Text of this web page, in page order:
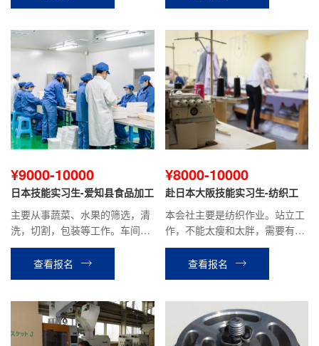
¥9000-10000
日本技能实习生-爱知县食品加工
主要从事蔬菜、水果的筛选，清
洗，切割，包装等工作。车间内
有空调，环境好。站立式工作。
查看报名
¥8000-10000
赴日本大阪技能实习生-纺织工
本会社主要是纺织作业。站立工
作，不能太瘦和太胖，需要有耐
力，患有颈椎、腰疼等关节病，
慢性病的不可以。贫血，头晕，
癫痫，色盲不可以。
查看报名